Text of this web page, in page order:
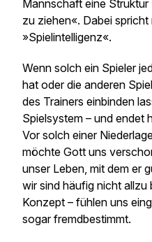
Mannschaft eine
zu ziehen«. Dabei
»Spielintelligenz«.
Wenn solch ein Spieler
hat oder die anderen
des Trainers einbinden
Spielsystem – und endet
Vor solch einer
möchte Gott uns
unser Leben, mit dem er
wir sind häufig nicht
Konzept – fühlen uns
sogar fremdbestimmt.